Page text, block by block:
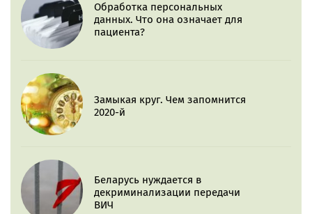
Обработка персональных
данных. Что она означает для
пациента?
Замыкая круг. Чем запомнится
2020-й
Беларусь нуждается в
декриминализации передачи
ВИЧ